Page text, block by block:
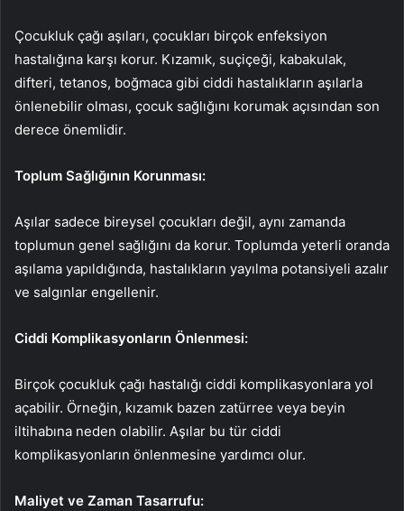
Çocukluk çağı aşıları, çocukları birçok enfeksiyon
hastalığına karşı korur. Kızamık, suçiçeği, kabakulak,
difteri, tetanos, boğmaca gibi ciddi hastalıkların aşılarla
önlenebilir olması, çocuk sağlığını korumak açısından son
derece önemlidir.
Toplum Sağlığının Korunması:
Aşılar sadece bireysel çocukları değil, aynı zamanda
toplumun genel sağlığını da korur. Toplumda yeterli oranda
aşılama yapıldığında, hastalıkların yayılma potansiyeli azalır
ve salgınlar engellenir.
Ciddi Komplikasyonların Önlenmesi:
Birçok çocukluk çağı hastalığı ciddi komplikasyonlara yol
açabilir. Örneğin, kızamık bazen zatürree veya beyin
iltihabına neden olabilir. Aşılar bu tür ciddi
komplikasyonların önlenmesine yardımcı olur.
Maliyet ve Zaman Tasarrufu: